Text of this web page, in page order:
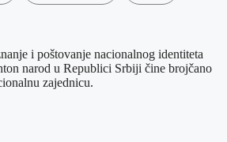
i poštovanje nacionalnog identiteta
narod u Republici Srbiji čine brojčano
zajednicu.